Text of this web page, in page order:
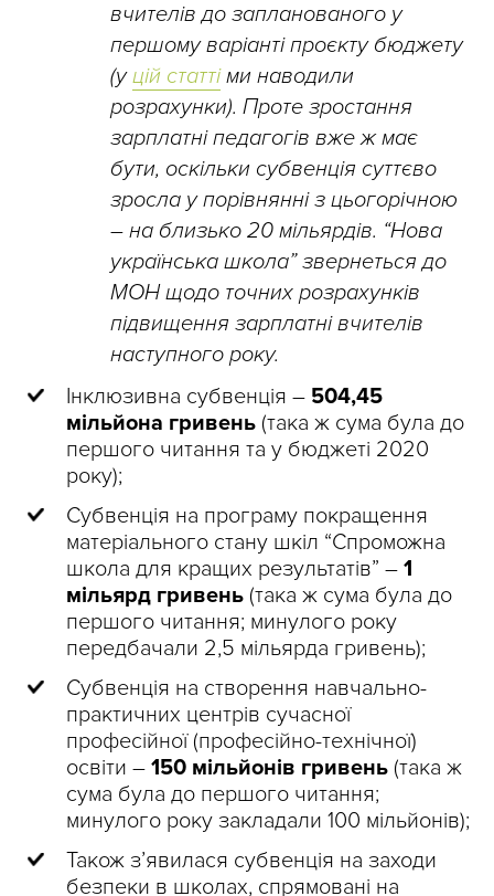
вчителів до запланованого у
першому варіанті проєкту бюджету
(уцій статтіми наводили
розрахунки). Проте зростання
зарплатні педагогів вже ж має
бути, оскільки субвенція суттєво
зросла у порівнянні з цьогорічною
– на близько 20 мільярдів. “Нова
українська школа” звернеться до
МОН щодо точних розрахунків
підвищення зарплатні вчителів
наступного року.
Інклюзивна субвенція – 504,45
мільйона гривень (така ж сума була до
першого читання та у бюджеті 2020
року);
Субвенція на програму покращення
матеріального стану шкіл “Спроможна
школа для кращих результатів” – 1
мільярд гривень (така ж сума була до
першого читання; минулого року
передбачали 2,5 мільярда гривень);
Субвенція на створення навчально-
практичних центрів сучасної
професійної (професійно-технічної)
освіти – 150 мільйонів гривень (така ж
сума була до першого читання;
минулого року закладали 100 мільйонів);
Також з’явилася субвенція на заходи
безпеки в школах, спрямовані на